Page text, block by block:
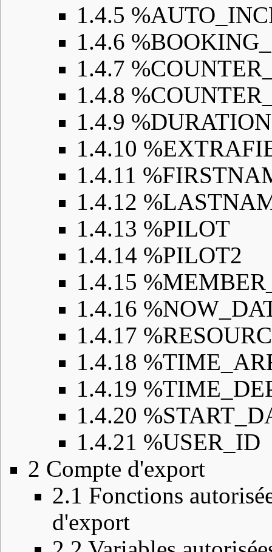
1.4.5
1.4.6
1.4.7
1.4.8
1.4.9 %DURATION
1.4.10
1.4.11
1.4.12
1.4.13 %PILOT
1.4.14 %PILOT2
1.4.15
1.4.16
1.4.17
1.4.18
1.4.19
1.4.20
1.4.21 %USER_ID
2 Compte d'export
2.1 Fonctions
d'export